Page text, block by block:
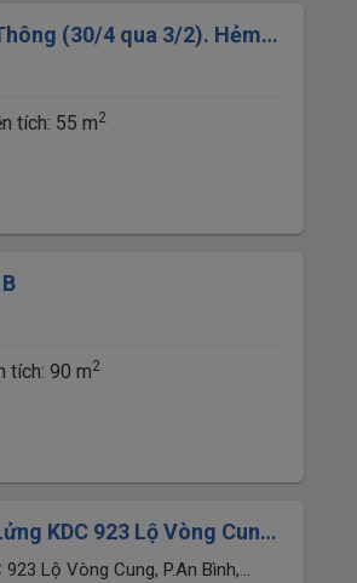
(30/4 qua 3/2). Hẻm
tích: 55 m2
tích: 90 m2
KDC 923 Lộ Vòng Cung,
Lộ Vòng Cung, P.An Bình,